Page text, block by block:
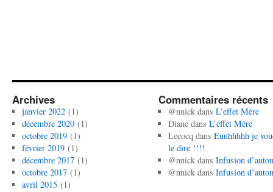
Archives
janvier 2022(1)
décembre 2020(1)
octobre 2019(1)
février 2019(1)
décembre 2017(1)
octobre 2017(1)
avril 2015(1)
Commentaires récents
@nnickdans L’effet Mère
Dianedans L’effet Mère
Lecocq dans Euuhhhhh je
le dire !!!!
@nnickdans Infusion
@nnickdans Infusion